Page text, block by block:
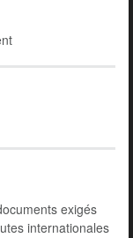
exigés
internationales